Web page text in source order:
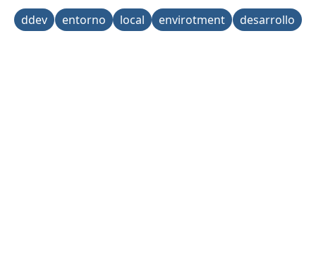
ddev
entorno local envirotment desarrollo